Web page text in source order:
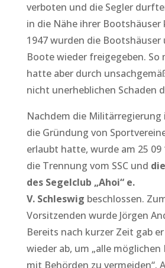
verboten und die Segler
in die Nähe ihrer Bootshäuser
1947 wurden die
Boote wieder freigegeben. So
hatte aber durch
nicht unerheblichen Schaden
Nachdem die Militärregierung
die Gründung von
erlaubt hatte, wurde am 25
die Trennung vom SSC und
des Segelclub „Ahoi“ e.
V. Schleswig beschlossen.
Vorsitzenden wurde Jörgen
Bereits nach kurzer Zeit gab
wieder ab, um „alle möglichen
mit Behörden zu vermeiden“.